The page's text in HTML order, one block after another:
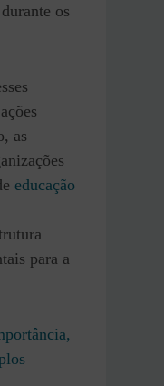
os
as
educação
para a